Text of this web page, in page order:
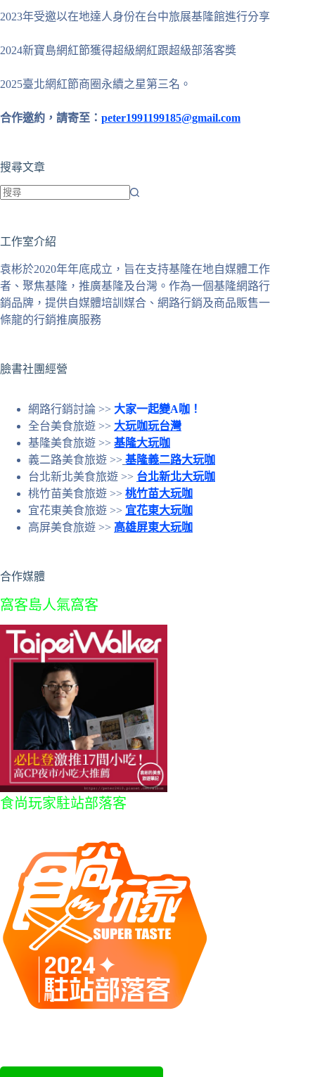
2023年受邀以在地達人身份在台中旅展基隆館進行分享
2024新寶島網紅節獲得超級網紅跟超級部落客獎
2025臺北網紅節商圈永續之星第三名。
合作邀約，請寄至： peter1991199185@gmail.com
搜尋文章
到
合
條
件
的
果
工作室介紹
袁彬於2020年年底成立，旨在支持基隆在地自媒體工作
者、聚焦基隆，推廣基隆及台灣。作為一個基隆網路行
銷品牌，提供自媒體培訓媒合、網路行銷及商品販售一
條龍的行銷推廣服務
臉書社團經營
網路行銷討論 >> 大家一起變A咖！
全台美食旅遊 >> 大玩咖玩台灣
基隆美食旅遊 >> 基隆大玩咖
義二路美食旅遊 >> 基隆義二路大玩咖
台北新北美食旅遊 >> 台北新北大玩咖
桃竹苗美食旅遊 >> 桃竹苗大玩咖
宜花東美食旅遊 >> 宜花東大玩咖
高屏美食旅遊 >> 高雄屏東大玩咖
合作媒體
窩客島人氣窩客
食尚玩家駐站部落客